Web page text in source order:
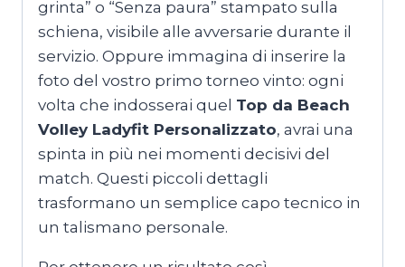
grinta” o “Senza paura” stampato sulla
schiena, visibile alle avversarie durante il
servizio. Oppure immagina di inserire la
foto del vostro primo torneo vinto: ogni
volta che indosserai quel Top da Beach
Volley Ladyfit Personalizzato, avrai una
spinta in più nei momenti decisivi del
match. Questi piccoli dettagli
trasformano un semplice capo tecnico in
un talismano personale.